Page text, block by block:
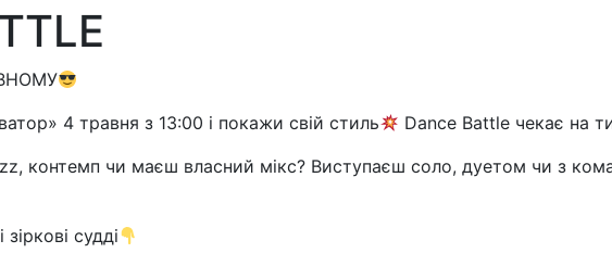
4 травня з 13:00 і покажи свій стиль
Dance Battle чекає на
контемп чи маєш власний мікс? Виступаєш соло, дуетом чи з
судді